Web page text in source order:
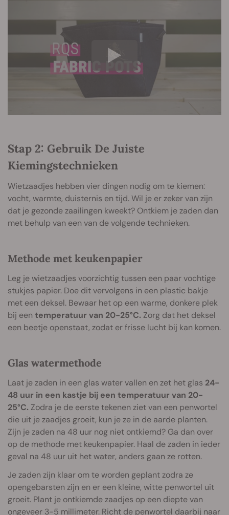
Stap 2: Gebruik De Juiste
Kiemingstechnieken
Wietzaadjes hebben vier dingen nodig om te kiemen:
vocht, warmte, duisternis en tijd. Wil je er zeker van zijn
dat je gezonde zaailingen kweekt? Ontkiem je zaden dan
met behulp van een van de volgende technieken.
Methode met keukenpapier
Leg je wietzaadjes voorzichtig tussen een paar vochtige
stukjes papier. Doe dit vervolgens in een plastic bakje
met een deksel. Bewaar het op een warme, donkere plek
bij een temperatuur van 20-25°C. Zorg dat het deksel
een beetje openstaat, zodat er frisse lucht bij kan komen.
Glas watermethode
Laat je zaden in een glas water vallen en zet het glas 24-
48 uur in een kastje bij een temperatuur van 20-
25°C. Zodra je de eerste tekenen ziet van een penwortel
die uit je zaadjes groeit, kun je ze in de aarde planten.
Zijn je zaden na 48 uur nog niet ontkiemd? Ga dan over
op de methode met keukenpapier. Haal de zaden in ieder
geval na 48 uur uit het water, anders gaan ze rotten.
Je zaden zijn klaar om te worden geplant zodra ze
opengebarsten zijn en er een kleine, witte penwortel uit
groeit. Plant je ontkiemde zaadjes op een diepte van
ongeveer 3-5 millimeter. Richt de penwortel daarbij naar